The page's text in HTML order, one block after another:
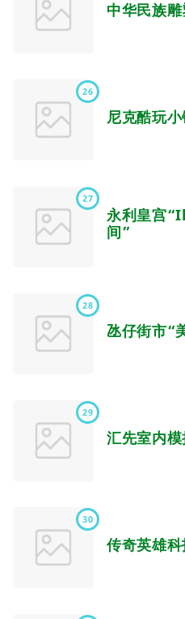
中华民族
26
尼克酷玩小
27
永利皇宫
间”
28
氹仔街市“
29
汇先室内
30
传奇英雄